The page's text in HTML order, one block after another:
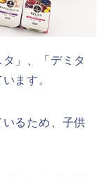
」、「デミタ
ます。
るため、子供